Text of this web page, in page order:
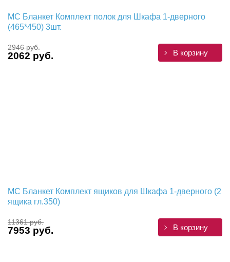
МС Бланкет Комплект полок для Шкафа 1-дверного
(465*450) 3шт.
2946 руб.
2062 руб. В корзину
МС Бланкет Комплект ящиков для Шкафа 1-дверного (2
ящика гл.350)
11361 руб.
7953 руб. В корзину